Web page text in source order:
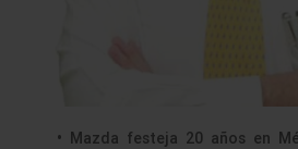
• Mazda festeja 20 años en